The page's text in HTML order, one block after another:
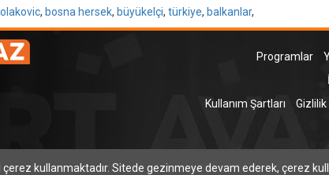
, bosna hersek, büyükelçi, türkiye, balkanlar,
Programlar
Kullanım Şartları
kullanmaktadır. Sitede gezinmeye devam ederek, çerez